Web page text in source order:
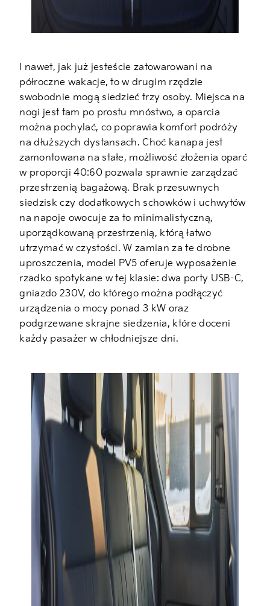
I nawet, jak już jesteście zatowarowani na
półroczne wakacje, to w drugim rzędzie
swobodnie mogą siedzieć trzy osoby. Miejsca na
nogi jest tam po prostu mnóstwo, a oparcia
można pochylać, co poprawia komfort podróży
na dłuższych dystansach. Choć kanapa jest
zamontowana na stałe, możliwość złożenia oparć
w proporcji 40:60 pozwala sprawnie zarządzać
przestrzenią bagażową. Brak przesuwnych
siedzisk czy dodatkowych schowków i uchwytów
na napoje owocuje za to minimalistyczną,
uporządkowaną przestrzenią, którą łatwo
utrzymać w czystości. W zamian za te drobne
uproszczenia, model PV5 oferuje wyposażenie
rzadko spotykane w tej klasie: dwa porty USB-C,
gniazdo 230V, do którego można podłączyć
urządzenia o mocy ponad 3 kW oraz
podgrzewane skrajne siedzenia, które doceni
każdy pasażer w chłodniejsze dni.